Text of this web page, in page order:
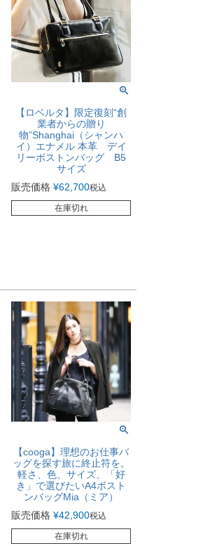
【ロベルタ】限定復刻“創
業者からの贈り
物”Shanghai（シャンハ
イ）エナメル 本革 デイ
リーボストンバッグ B5
サイズ
販売価格 ¥62,700税込
在庫切れ
【cooga】理想のお仕事バ
ッグを探す旅に終止符を。
軽さ、色、サイズ、「好
き」で選びたいA4ボスト
ンバッグMia（ミア）
販売価格 ¥42,900税込
在庫切れ